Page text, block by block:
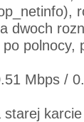
dwoch
polnocy,
Mbps /
starej